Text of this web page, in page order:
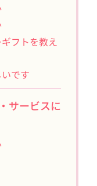
フトを教え
です
サービスに